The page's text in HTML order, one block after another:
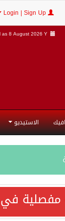
as8 August 2026 Y |
الاستيديو
في